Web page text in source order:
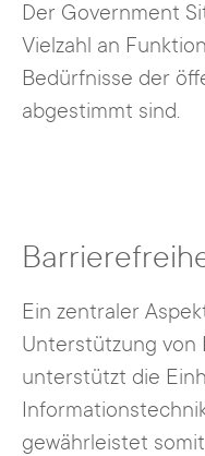
Der Government
Vielzahl an
Bedürfnisse der
abgestimmt sind.
Ein zentraler
Unterstützung von
unterstützt die
gewährleistet